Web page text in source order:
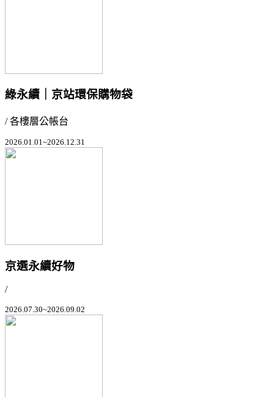
綠永續｜京站環保購物袋
/ 各樓層公帳台
2026.01.01~2026.12.31
京選永續好物
/
2026.07.30~2026.09.02